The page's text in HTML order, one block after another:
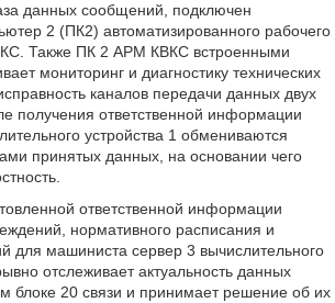
данных сообщений, подключен
2 (ПК2) автоматизированного рабочего
Также ПК 2 АРМ КВКС встроенными
мониторинг и диагностику технических
каналов передачи данных двух
получения ответственной информации
устройства 1 обмениваются
принятых данных, на основании чего
ответственной информации
нормативного расписания и
для машиниста сервер 3 вычислительного
отслеживает актуальность данных
блоке 20 связи и принимает решение об их